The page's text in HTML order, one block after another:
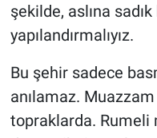
şekilde, aslına
yapılandırmalıyız.
Bu şehir sadece
anılamaz.
topraklarda. Rumeli